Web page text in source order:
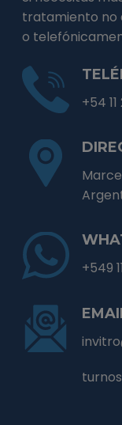
tratamiento no
o
+54
+549